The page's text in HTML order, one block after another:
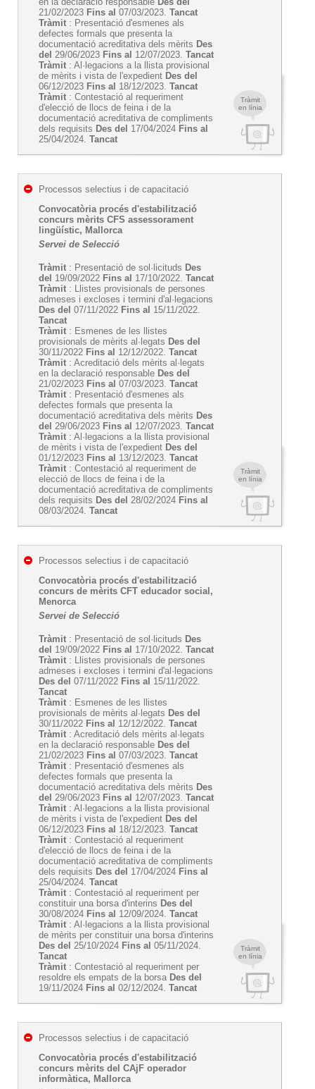
Tràmit
en línia
21/02/2023 Fins al 07/03/2023. Tancat
Tràmit : Presentació d'esmenes als
defectes formals que presenta la
documentació acreditativa dels mèrits Des
del 29/06/2023 Fins al 12/07/2023. Tancat
Tràmit : Al·legacions a la llista provisional
de mèrits i vista de l'expedient Des del
06/12/2023 Fins al 18/12/2023. Tancat
Tràmit : Contestació al requeriment
d'elecció de llocs de feina i de la
documentació acreditativa de compliments
dels requisits Des del 17/04/2024 Fins al
25/04/2024. Tancat
Tràmit
en línia
Processos selectius i de capacitació
Convocatòria procés d'estabilització
concurs mèrits CFS assessorament
lingüístic, Mallorca
Servei de Selecció
Tràmit : Presentació de sol·licituds Des
del 19/09/2022 Fins al 17/10/2022. Tancat
Tràmit : Llistes provisionals de persones
admeses i excloses i termini d'al·legacions
Des del 07/11/2022 Fins al 15/11/2022.
Tancat
Tràmit : Esmenes de les llistes
provisionals de mèrits al·legats Des del
30/11/2022 Fins al 12/12/2022. Tancat
Tràmit : Acreditació dels mèrits al·legats
en la declaració responsable Des del
21/02/2023 Fins al 07/03/2023. Tancat
Tràmit : Presentació d'esmenes als
defectes formals que presenta la
documentació acreditativa dels mèrits Des
del 29/06/2023 Fins al 12/07/2023. Tancat
Tràmit : Al·legacions a la llista provisional
de mèrits i vista de l'expedient Des del
01/12/2023 Fins al 13/12/2023. Tancat
Tràmit : Contestació al requeriment de
elecció de llocs de feina i de la
documentació acreditativa de compliments
dels requisits Des del 28/02/2024 Fins al
08/03/2024. Tancat
Tràmit
en línia
Processos selectius i de capacitació
Convocatòria procés d'estabilització
concurs de mèrits CFT educador social,
Menorca
Servei de Selecció
Tràmit : Presentació de sol·licituds Des
del 19/09/2022 Fins al 17/10/2022. Tancat
Tràmit : Llistes provisionals de persones
admeses i excloses i termini d'al·legacions
Des del 07/11/2022 Fins al 15/11/2022.
Tancat
Tràmit : Esmenes de les llistes
provisionals de mèrits al·legats Des del
30/11/2022 Fins al 12/12/2022. Tancat
Tràmit : Acreditació dels mèrits al·legats
en la declaració responsable Des del
21/02/2023 Fins al 07/03/2023. Tancat
Tràmit : Presentació d'esmenes als
defectes formals que presenta la
documentació acreditativa dels mèrits Des
del 29/06/2023 Fins al 12/07/2023. Tancat
Tràmit : Al·legacions a la llista provisional
de mèrits i vista de l'expedient Des del
06/12/2023 Fins al 18/12/2023. Tancat
Tràmit : Contestació al requeriment
d'elecció de llocs de feina i de la
documentació acreditativa de compliments
dels requisits Des del 17/04/2024 Fins al
25/04/2024. Tancat
Tràmit : Contestació al requeriment per
constituir una borsa d'interins Des del
30/08/2024 Fins al 12/09/2024. Tancat
Tràmit : Al·legacions a la llista provisional
de mèrits per constituir una borsa d'interins
Des del 25/10/2024 Fins al 05/11/2024.
Tancat
Tràmit : Contestació al requeriment per
resoldre els empats de la borsa Des del
19/11/2024 Fins al 02/12/2024. Tancat
Processos selectius i de capacitació
Convocatòria procés d'estabilització
concurs mèrits del CAjF operador
informàtica, Mallorca